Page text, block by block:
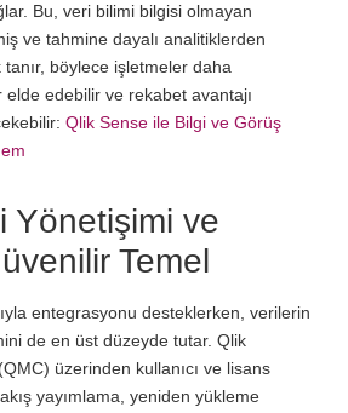
Bu, veri bilimi bilgisi olmayan
ve tahmine dayalı analitiklerden
böylece işletmeler daha
edebilir ve rekabet avantajı
Qlik Sense ile Bilgi ve Görüş
Yönetişimi ve
Temel
entegrasyonu desteklerken, verilerin
de en üst düzeyde tutar. Qlik
üzerinden kullanıcı ve lisans
yayımlama, yeniden yükleme